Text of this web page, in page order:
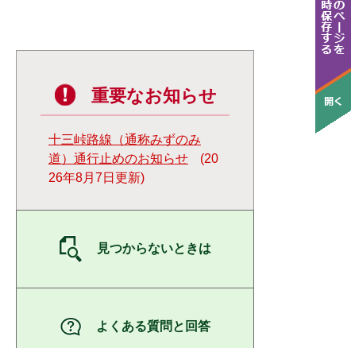
重要なお知らせ
十三峠路線（通称みずのみ
道）通行止めのお知らせ
20
26年8月7日更新
見つからないときは
よくある質問と回答